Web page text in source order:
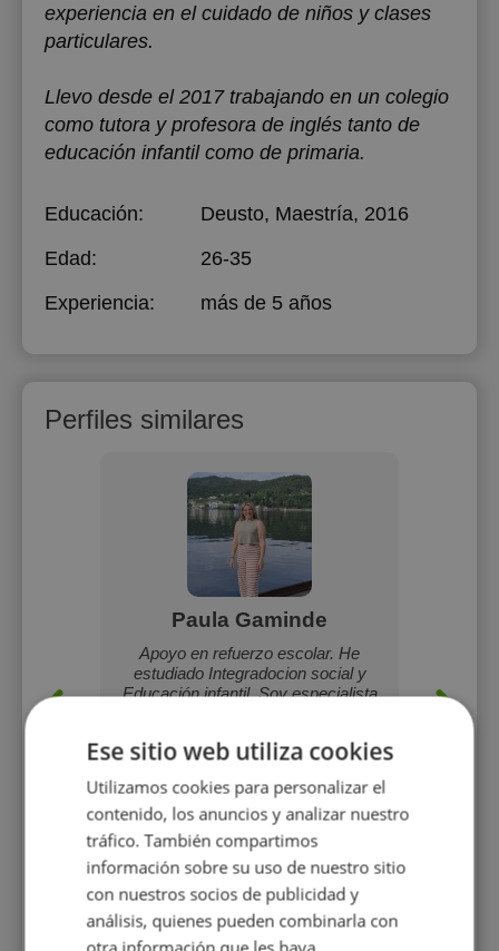
experiencia en el cuidado de niños y clases
particulares.
Llevo desde el 2017 trabajando en un colegio
como tutora y profesora de inglés tanto de
educación infantil como de primaria.
Educación: Deusto, Maestría, 2016
Edad:
26-35
Experiencia:
más de 5 años
Perfiles similares
Paula Gaminde
Apoyo en refuerzo escolar. He
estudiado Integradocion social y
Educación infantil. Soy especialista
15 €/h
Mostrar perfil
Ese sitio web utiliza cookies
Utilizamos cookies para personalizar el
contenido, los anuncios y analizar nuestro
tráfico. También compartimos
información sobre su uso de nuestro sitio
con nuestros socios de publicidad y
análisis, quienes pueden combinarla con